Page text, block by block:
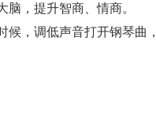
脑，提升智商、情商。
候，调低声音打开钢琴曲